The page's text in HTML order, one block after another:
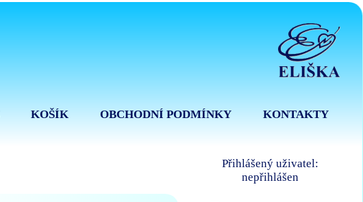
KONTAKTY
OBCHODNÍ PODMÍNKY
KOŠÍK
Přihlášený uživatel:
nepřihlášen